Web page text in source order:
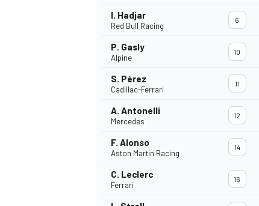
I. Hadjar
Red Bull Racing
6
P. Gasly
Alpine
10
S. Pérez
Cadillac-Ferrari
11
A. Antonelli
Mercedes
12
F. Alonso
Aston Martin Racing
14
C. Leclerc
Ferrari
16